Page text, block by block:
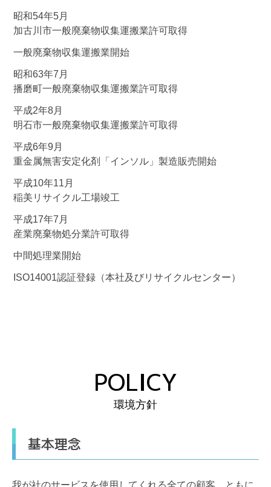
昭和54年5月
加古川市一般廃棄物収集運搬業許可取得
一般廃棄物収集運搬業開始
昭和63年7月
播磨町一般廃棄物収集運搬業許可取得
平成2年8月
明石市一般廃棄物収集運搬業許可取得
平成6年9月
重金属無害安定化剤「インソル」製造販売開始
平成10年11月
稲美リサイクル工場竣工
平成17年7月
産業廃棄物処分業許可取得
中間処理業開始
ISO14001認証登録（本社及びリサイクルセンター）
POLICY
環境方針
基本理念
我が社のサービスを使用してくれる全ての顧客、ともに